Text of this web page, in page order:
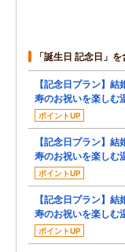
「誕生日 記念日」
【記念日プラン】
寿のお祝いを楽しむ
ポイントUP
【記念日プラン】
寿のお祝いを楽しむ
ポイントUP
【記念日プラン】
寿のお祝いを楽しむ
ポイントUP